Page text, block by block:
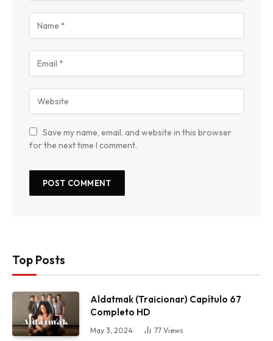
Save my name, email, and website in this browser
for the next time I comment.
Top Posts
Aldatmak (Traicionar) Capítulo 67
Completo HD
May 3, 2024 77 Views